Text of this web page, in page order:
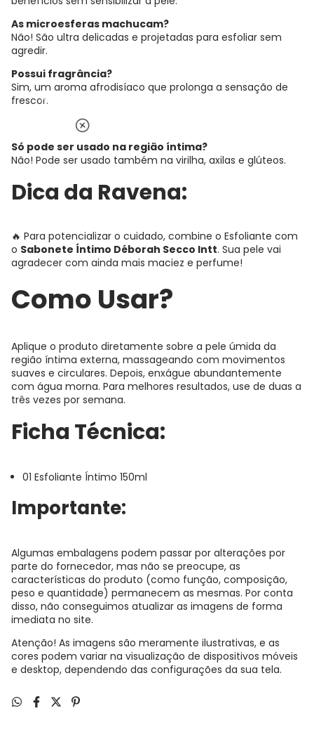
As microesferas machucam?
Não! São ultra delicadas e projetadas para esfoliar sem
agredir.
Possui fragrância?
Sim, um aroma afrodisíaco que prolonga a sensação de
frescor.
Só pode ser usado na região íntima?
Não! Pode ser usado também na virilha, axilas e glúteos.
Dica da Ravena:
🔥 Para potencializar o cuidado, combine o Esfoliante com
o Sabonete Íntimo Déborah Secco Intt. Sua pele vai
agradecer com ainda mais maciez e perfume!
Como Usar?
Aplique o produto diretamente sobre a pele úmida da
região íntima externa, massageando com movimentos
suaves e circulares. Depois, enxágue abundantemente
com água morna. Para melhores resultados, use de duas a
três vezes por semana.
Ficha Técnica:
01 Esfoliante Íntimo 150ml
Importante:
Algumas embalagens podem passar por alterações por
parte do fornecedor, mas não se preocupe, as
características do produto (como função, composição,
peso e quantidade) permanecem as mesmas. Por conta
disso, não conseguimos atualizar as imagens de forma
imediata no site.
Atenção! As imagens são meramente ilustrativas, e as
cores podem variar na visualização de dispositivos móveis
e desktop, dependendo das configurações da sua tela.